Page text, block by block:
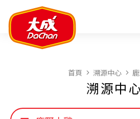
首頁 溯源中心
溯源中